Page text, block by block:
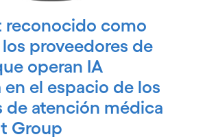
reconocido como
proveedores de
operan IA
en el espacio de los
de atención médica
Group